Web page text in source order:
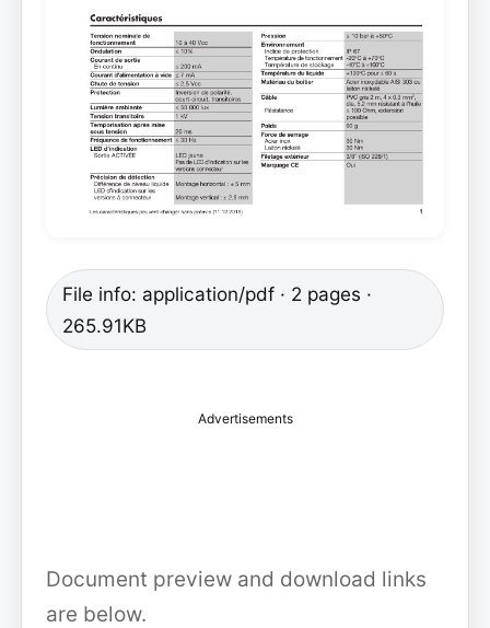
File info: application/pdf · 2 pages ·
265.91KB
Advertisements
Document preview and download links
are below.